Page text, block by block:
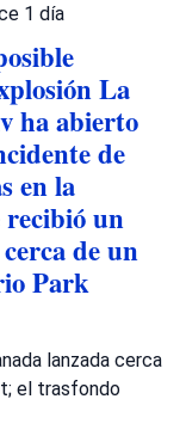
1 día
La
ha abierto
de
en la
recibió un
de un
Park
lanzada cerca
el trasfondo